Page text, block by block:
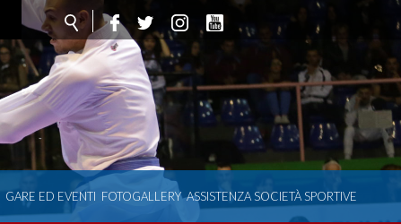
GARE ED EVENTI FOTOGALLERY ASSISTENZA SOCIETÀ SPORTIVE